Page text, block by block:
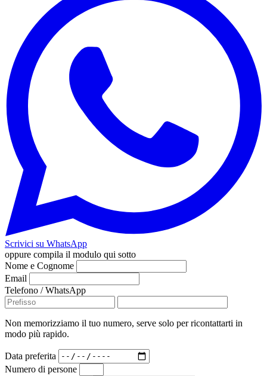
Scrivici su WhatsApp
oppure compila il modulo qui sotto
Nome e Cognome
Email
Telefono / WhatsApp
Non memorizziamo il tuo numero, serve solo per ricontattarti in
modo più rapido.
Data preferita
Numero di persone